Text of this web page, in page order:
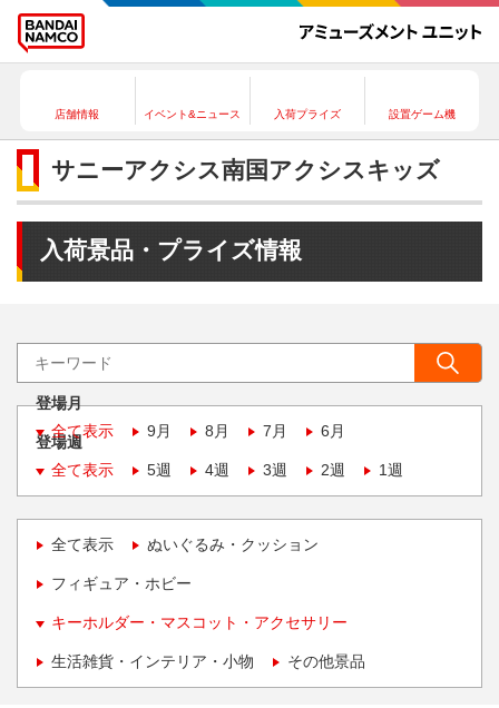
店舗情報 イベント&ニュース 入荷プライズ 設置ゲーム機
サニーアクシス南国アクシスキッズ
入荷景品・プライズ情報
登場月
全て表示
9月 8月 7月 6月
登場週
全て表示
5週 4週 3週 2週 1週
全て表示 ぬいぐるみ・クッション
フィギュア・ホビー
キーホルダー・マスコット・アクセサリー
生活雑貨・インテリア・小物 その他景品